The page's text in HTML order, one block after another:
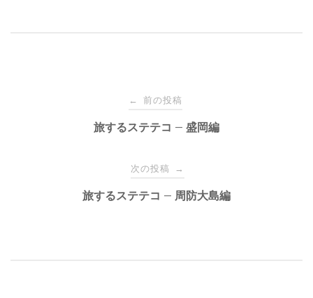
← 前の投稿
旅するステテコ – 盛岡編
次の投稿 →
旅するステテコ – 周防大島編